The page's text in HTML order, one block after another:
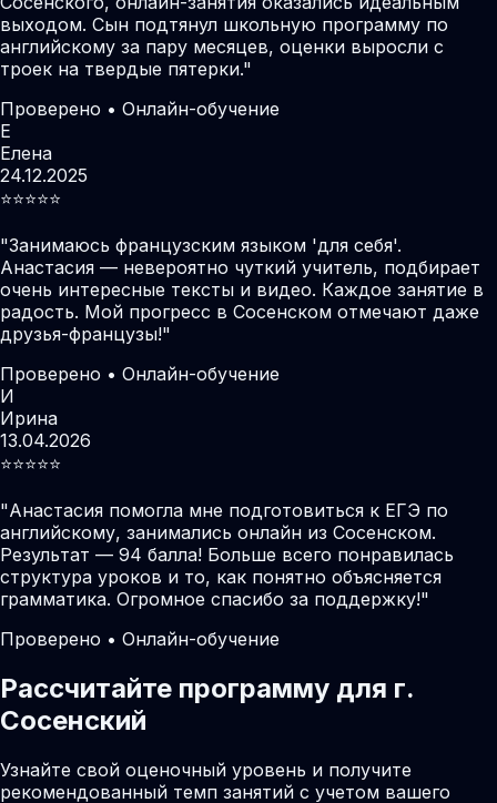
выходом. Сын подтянул школьную программу по
английскому за пару месяцев, оценки выросли с
троек на твердые пятерки."
Проверено • Онлайн-обучение
Е
Елена
24.12.2025
⭐️⭐️⭐️⭐️⭐️
"Занимаюсь французским языком 'для себя'.
Анастасия — невероятно чуткий учитель, подбирает
очень интересные тексты и видео. Каждое занятие в
радость. Мой прогресс в Сосенском отмечают даже
друзья-французы!"
Проверено • Онлайн-обучение
И
Ирина
13.04.2026
⭐️⭐️⭐️⭐️⭐️
"Анастасия помогла мне подготовиться к ЕГЭ по
английскому, занимались онлайн из Сосенском.
Результат — 94 балла! Больше всего понравилась
структура уроков и то, как понятно объясняется
грамматика. Огромное спасибо за поддержку!"
Проверено • Онлайн-обучение
Рассчитайте программу для г.
Сосенский
Узнайте свой оценочный уровень и получите
рекомендованный темп занятий с учетом вашего